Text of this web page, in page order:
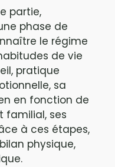
partie,
phase de
le régime
de vie
pratique
sa
en fonction de
familial, ses
à ces étapes,
physique,